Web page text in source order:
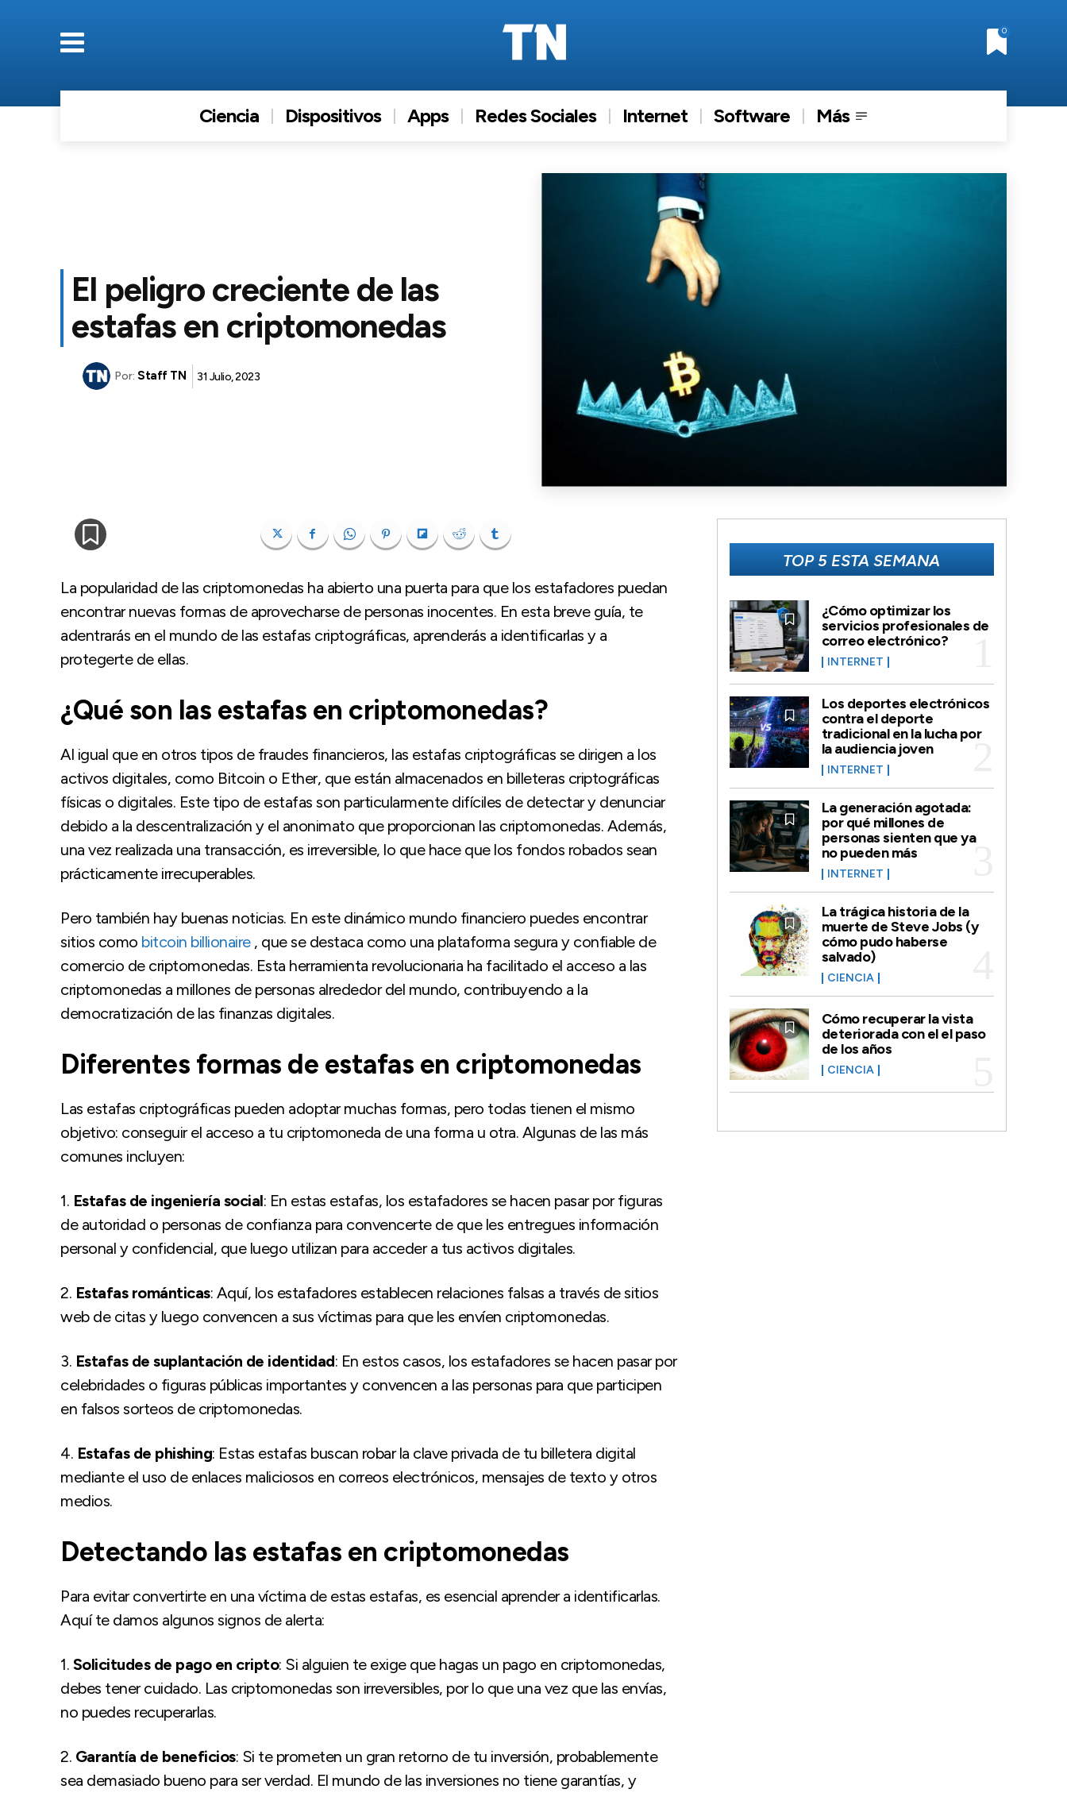
0
Ciencia Dispositivos Apps Redes Sociales Internet Software Más
El peligro creciente de las
estafas en criptomonedas
Por: Staff TN 31 Julio, 2023
La popularidad de las criptomonedas ha abierto una puerta para que los estafadores puedan
encontrar nuevas formas de aprovecharse de personas inocentes. En esta breve guía, te
adentrarás en el mundo de las estafas criptográficas, aprenderás a identificarlas y a
protegerte de ellas.
¿Qué son las estafas en criptomonedas?
Al igual que en otros tipos de fraudes financieros, las estafas criptográficas se dirigen a los
activos digitales, como Bitcoin o Ether, que están almacenados en billeteras criptográficas
físicas o digitales. Este tipo de estafas son particularmente difíciles de detectar y denunciar
debido a la descentralización y el anonimato que proporcionan las criptomonedas. Además,
una vez realizada una transacción, es irreversible, lo que hace que los fondos robados sean
prácticamente irrecuperables.
Pero también hay buenas noticias. En este dinámico mundo financiero puedes encontrar
sitios como bitcoin billionaire, que se destaca como una plataforma segura y confiable de
comercio de criptomonedas. Esta herramienta revolucionaria ha facilitado el acceso a las
criptomonedas a millones de personas alrededor del mundo, contribuyendo a la
democratización de las finanzas digitales.
Diferentes formas de estafas en criptomonedas
Las estafas criptográficas pueden adoptar muchas formas, pero todas tienen el mismo
objetivo: conseguir el acceso a tu criptomoneda de una forma u otra. Algunas de las más
comunes incluyen:
1. Estafas de ingeniería social: En estas estafas, los estafadores se hacen pasar por figuras
de autoridad o personas de confianza para convencerte de que les entregues información
personal y confidencial, que luego utilizan para acceder a tus activos digitales.
2. Estafas románticas: Aquí, los estafadores establecen relaciones falsas a través de sitios
web de citas y luego convencen a sus víctimas para que les envíen criptomonedas.
3. Estafas de suplantación de identidad: En estos casos, los estafadores se hacen pasar por
celebridades o figuras públicas importantes y convencen a las personas para que participen
en falsos sorteos de criptomonedas.
4. Estafas de phishing: Estas estafas buscan robar la clave privada de tu billetera digital
mediante el uso de enlaces maliciosos en correos electrónicos, mensajes de texto y otros
medios.
Detectando las estafas en criptomonedas
Para evitar convertirte en una víctima de estas estafas, es esencial aprender a identificarlas.
Aquí te damos algunos signos de alerta:
1. Solicitudes de pago en cripto: Si alguien te exige que hagas un pago en criptomonedas,
debes tener cuidado. Las criptomonedas son irreversibles, por lo que una vez que las envías,
no puedes recuperarlas.
2. Garantía de beneficios: Si te prometen un gran retorno de tu inversión, probablemente
sea demasiado bueno para ser verdad. El mundo de las inversiones no tiene garantías, y
TOP 5 ESTA SEMANA
¿Cómo optimizar los
servicios profesionales de
correo electrónico?
INTERNET
Los deportes electrónicos
contra el deporte
tradicional en la lucha por
la audiencia joven
INTERNET
La generación agotada:
por qué millones de
personas sienten que ya
no pueden más
INTERNET
La trágica historia de la
muerte de Steve Jobs (y
cómo pudo haberse
salvado)
CIENCIA
Cómo recuperar la vista
deteriorada con el el paso
de los años
CIENCIA